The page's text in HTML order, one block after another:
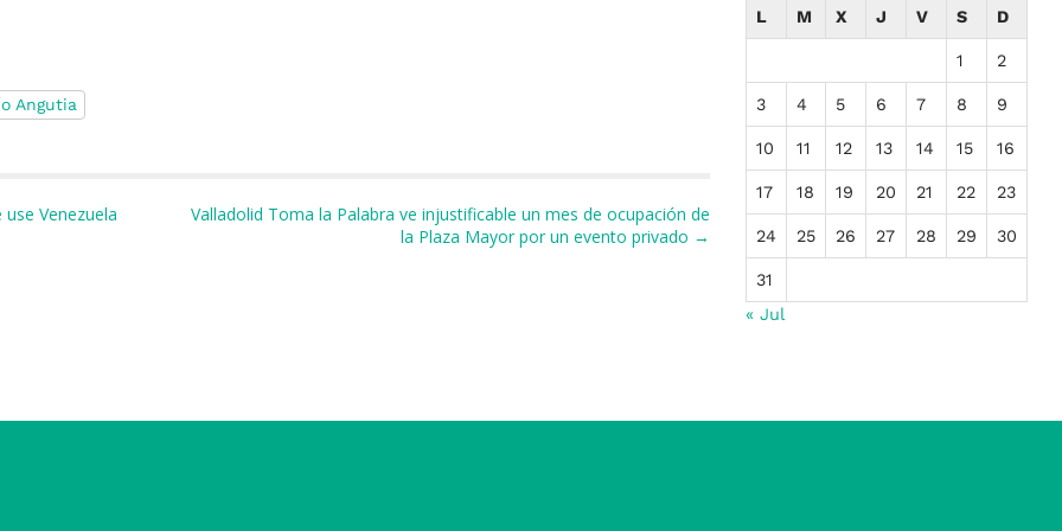
Angutia
Venezuela
Valladolid Toma la Palabra ve injustificable un mes de ocupación de
la Plaza Mayor por un evento privado →
L M X J V S D
1 2
3 4 5 6 7 8 9
10 11 12 13 14 15 16
17 18 19 20 21 22 23
24 25 26 27 28 29 30
31
« Jul